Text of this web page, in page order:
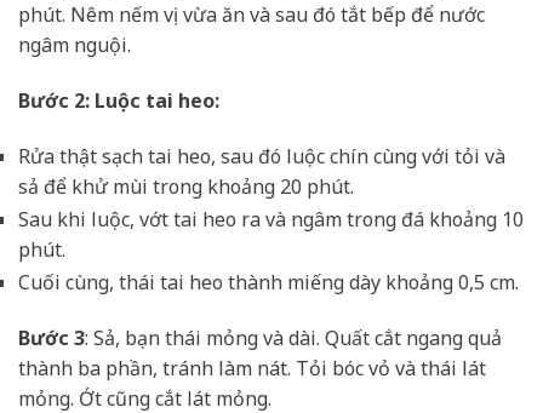
phút. Nêm nếm vị vừa ăn và sau đó tắt bếp để nước
ngâm nguội.
Bước 2: Luộc tai heo:
Rửa thật sạch tai heo, sau đó luộc chín cùng với tỏi và
sả để khử mùi trong khoảng 20 phút.
Sau khi luộc, vớt tai heo ra và ngâm trong đá khoảng 10
phút.
Cuối cùng, thái tai heo thành miếng dày khoảng 0,5 cm.
Bước 3: Sả, bạn thái mỏng và dài. Quất cắt ngang quả
thành ba phần, tránh làm nát. Tỏi bóc vỏ và thái lát
mỏng. Ớt cũng cắt lát mỏng.